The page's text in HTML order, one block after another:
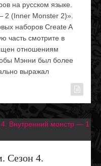
на русском языке.
2 (Inner Monster 2)».
наборов Create A
часть смотрите в
отношениям
Мэнни был более
выражал
Сезон 4.